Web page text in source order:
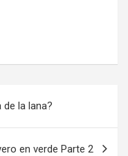
de la lana?
en verde Parte 2